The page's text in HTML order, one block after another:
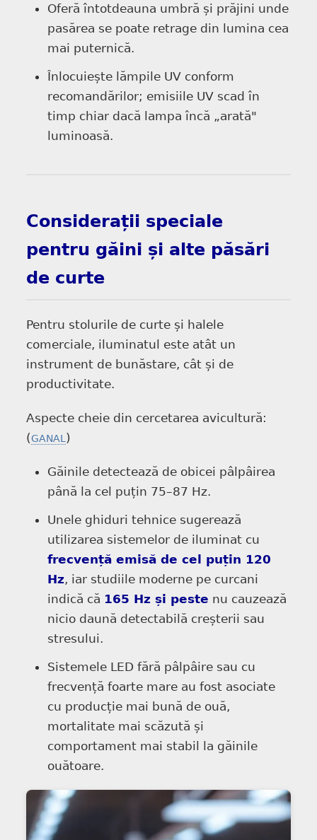
Oferă întotdeauna umbră și prăjini unde
pasărea se poate retrage din lumina cea
mai puternică.
Înlocuiește lămpile UV conform
recomandărilor; emisiile UV scad în
timp chiar dacă lampa încă „arată"
luminoasă.
Considerații speciale
pentru găini și alte păsări
de curte
Pentru stolurile de curte și halele
comerciale, iluminatul este atât un
instrument de bunăstare, cât și de
productivitate.
Aspecte cheie din cercetarea avicultură:
(GANAL )
Găinile detectează de obicei pâlpâirea
până la cel puțin 75–87 Hz.
Unele ghiduri tehnice sugerează
utilizarea sistemelor de iluminat cu
frecvență emisă de cel puțin 120
Hz, iar studiile moderne pe curcani
indică că 165 Hz și peste nu cauzează
nicio daună detectabilă creșterii sau
stresului.
Sistemele LED fără pâlpâire sau cu
frecvență foarte mare au fost asociate
cu producție mai bună de ouă,
mortalitate mai scăzută și
comportament mai stabil la găinile
ouătoare.